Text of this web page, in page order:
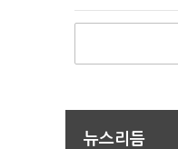
뉴스리듬